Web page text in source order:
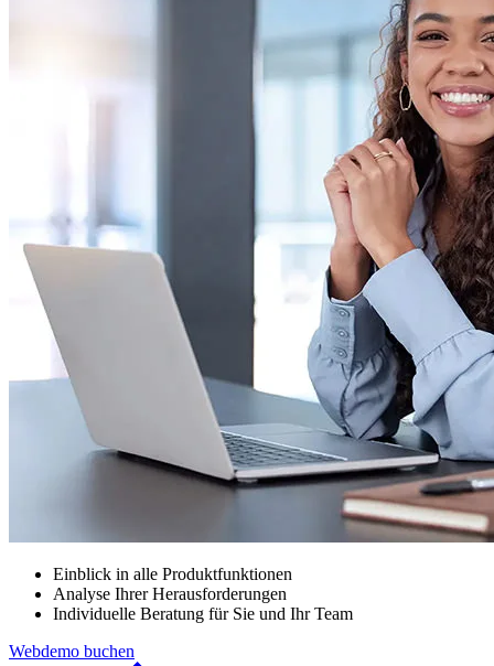
Einblick in alle Produktfunktionen
Analyse Ihrer Herausforderungen
Individuelle Beratung für Sie und Ihr Team
Webdemo buchen